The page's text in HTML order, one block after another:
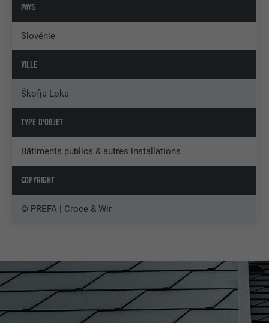
PAYS
Slovénie
VILLE
Škofja Loka
TYPE D'OBJET
Bâtiments publics & autres installations
COPYRIGHT
© PREFA | Croce & Wir